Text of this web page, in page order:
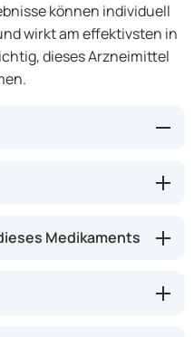
können individuell
wirkt am effektivsten in
dieses Arzneimittel
kann dazu beitragen,
Das Arzneimittel kann
und Motivation
Medikaments